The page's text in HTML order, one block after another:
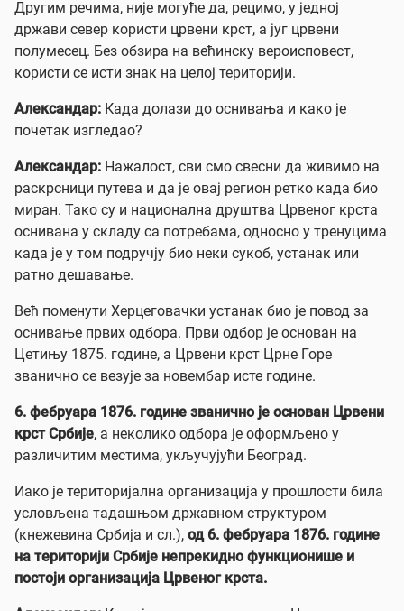
Другим речима, није могуће да, рецимо, у једној
држави север користи црвени крст, а југ црвени
полумесец. Без обзира на већинску вероисповест,
користи се исти знак на целој територији.
Александар: Када долази до оснивања и како је
почетак изгледао?
Александар: Нажалост, сви смо свесни да живимо на
раскрсници путева и да је овај регион ретко када био
миран. Тако су и национална друштва Црвеног крста
оснивана у складу са потребама, односно у тренуцима
када је у том подручју био неки сукоб, устанак или
ратно дешавање.
Већ поменути Херцеговачки устанак био је повод за
оснивање првих одбора. Први одбор је основан на
Цетињу 1875. године, а Црвени крст Црне Горе
званично се везује за новембар исте године.
6. фебруара 1876. године званично је основан Црвени
крст Србије, а неколико одбора је оформљено у
различитим местима, укључујући Београд.
Иако је територијална организација у прошлости била
условљена тадашњом државном структуром
(кнежевина Србија и сл.), од 6. фебруара 1876. године
на територији Србије непрекидно функционише и
постоји организација Црвеног крста.